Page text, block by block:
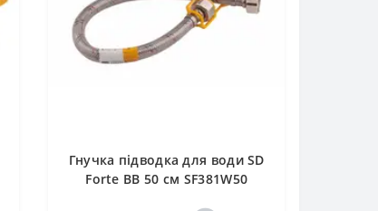
Гнучка підводка для води SD
Forte ВВ 50 см SF381W50